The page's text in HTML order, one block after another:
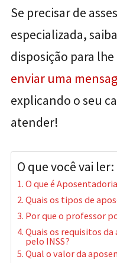
Se precisar de
especializada,
disposição para
enviar uma
explicando o seu
atender!
O que você vai ler:
O que é
Quais os tipos de
Por que o professor
Quais os requisitos
pelo INSS?
Qual o valor da